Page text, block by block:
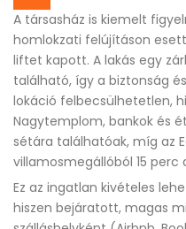
A társasház is kiemelt
homlokzati felújításon
liftet kapott. A lakás egy
található, így a biztonság
lokáció felbecsülhetetlen,
Nagytemplom, bankok és
sétára találhatóak, míg az
villamosmegállóból 15 perc
Ez az ingatlan kivételes
hiszen bejáratott, magas